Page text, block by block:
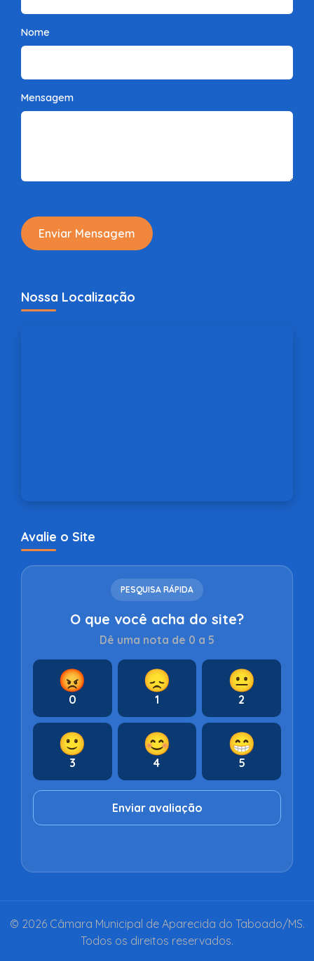
Nome
Mensagem
Enviar Mensagem
Nossa Localização
Avalie o Site
PESQUISA RÁPIDA
O que você acha do site?
Dê uma nota de 0 a 5
😡
0
😞
1
😐
2
🙂
3
😊
4
😁
5
Enviar avaliação
© 2026 Câmara Municipal de Aparecida do Taboado/MS.
Todos os direitos reservados.